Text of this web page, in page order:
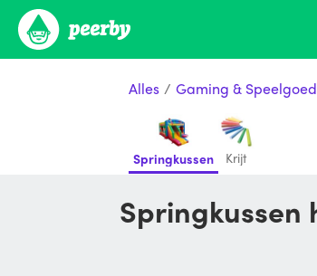
Alles / Gaming & Speelgoed
Springkussen Krijt